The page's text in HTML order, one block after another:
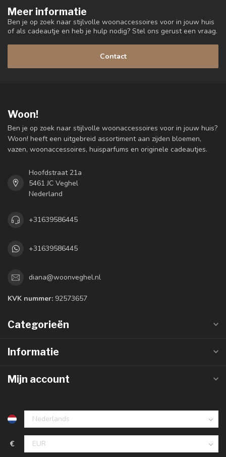
Meer informatie
Ben je op zoek naar stijlvolle woonaccessoires voor in jouw huis
of als cadeautje en heb je hulp nodig? Stel ons gerust een vraag.
Contact
Woon!
Ben je op zoek naar stijlvolle woonaccessoires voor in jouw huis?
Woon! heeft een uitgebreid assortiment aan zijden bloemen,
vazen, woonaccessoires, huisparfums en originele cadeautjes.
Hoofdstraat 21a
5461 JC Veghel
Nederland
+31639586445
+31639586445
diana@woonveghel.nl
KVK nummer: 92573657
Categorieën
Informatie
Mijn account
€